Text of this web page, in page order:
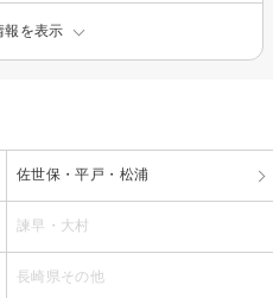
報を表示
佐世保・平戸・松浦
諫早・大村
長崎県その他